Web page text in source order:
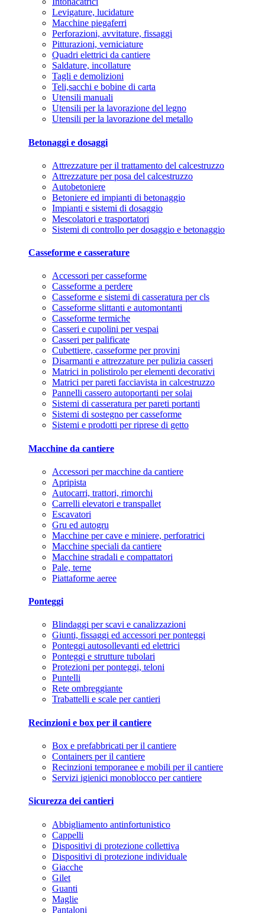
Levigature, lucidature
Macchine piegaferri
Perforazioni, avvitature, fissaggi
Pitturazioni, verniciature
Quadri elettrici da cantiere
Saldature, incollature
Tagli e demolizioni
Teli,sacchi e bobine di carta
Utensili manuali
Utensili per la lavorazione del legno
Utensili per la lavorazione del metallo
Betonaggi e dosaggi
Attrezzature per il trattamento del calcestruzzo
Attrezzature per posa del calcestruzzo
Autobetoniere
Betoniere ed impianti di betonaggio
Impianti e sistemi di dosaggio
Mescolatori e trasportatori
Sistemi di controllo per dosaggio e betonaggio
Casseforme e casserature
Accessori per casseforme
Casseforme a perdere
Casseforme e sistemi di casseratura per cls
Casseforme slittanti e automontanti
Casseforme termiche
Casseri e cupolini per vespai
Casseri per palificate
Cubettiere, casseforme per provini
Disarmanti e attrezzature per pulizia casseri
Matrici in polistirolo per elementi decorativi
Matrici per pareti facciavista in calcestruzzo
Pannelli cassero autoportanti per solai
Sistemi di casseratura per pareti portanti
Sistemi di sostegno per casseforme
Sistemi e prodotti per riprese di getto
Macchine da cantiere
Accessori per macchine da cantiere
Apripista
Autocarri, trattori, rimorchi
Carrelli elevatori e transpallet
Escavatori
Gru ed autogru
Macchine per cave e miniere, perforatrici
Macchine speciali da cantiere
Macchine stradali e compattatori
Pale, terne
Piattaforme aeree
Ponteggi
Blindaggi per scavi e canalizzazioni
Giunti, fissaggi ed accessori per ponteggi
Ponteggi autosollevanti ed elettrici
Ponteggi e strutture tubolari
Protezioni per ponteggi, teloni
Puntelli
Rete ombreggiante
Trabattelli e scale per cantieri
Recinzioni e box per il cantiere
Box e prefabbricati per il cantiere
Containers per il cantiere
Recinzioni temporanee e mobili per il cantiere
Servizi igienici monoblocco per cantiere
Sicurezza dei cantieri
Abbigliamento antinfortunistico
Cappelli
Dispositivi di protezione collettiva
Dispositivi di protezione individuale
Giacche
Gilet
Guanti
Maglie
Pantaloni